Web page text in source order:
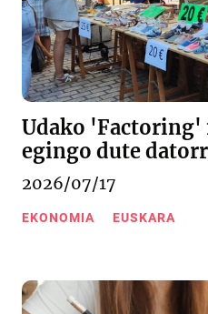
Udako 'Factoring'
egingo dute
2026/07/17
EKONOMIA EUSKARA